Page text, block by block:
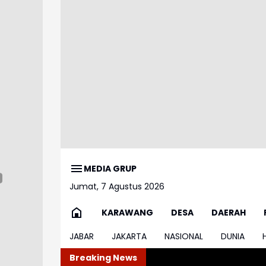
MEDIA GRUP
Jumat, 7 Agustus 2026
KARAWANG DESA DAERAH
JABAR
JAKARTA NASIONAL DUNIA
Breaking News
Karhutla